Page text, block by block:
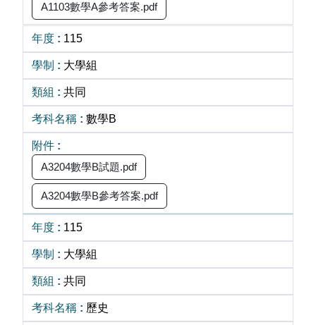
A1103數學A參考答案.pdf
115
大學組
共同
數學B
A3204數學B試題.pdf
A3204數學B參考答案.pdf
115
大學組
共同
歷史